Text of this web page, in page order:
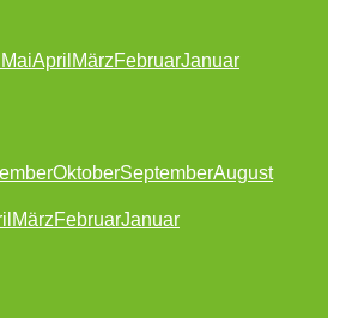
MaiApril MärzFebruarJanuar
OktoberSeptemberAugust
MärzFebruarJanuar